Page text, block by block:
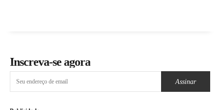
Inscreva-se agora
Assinar